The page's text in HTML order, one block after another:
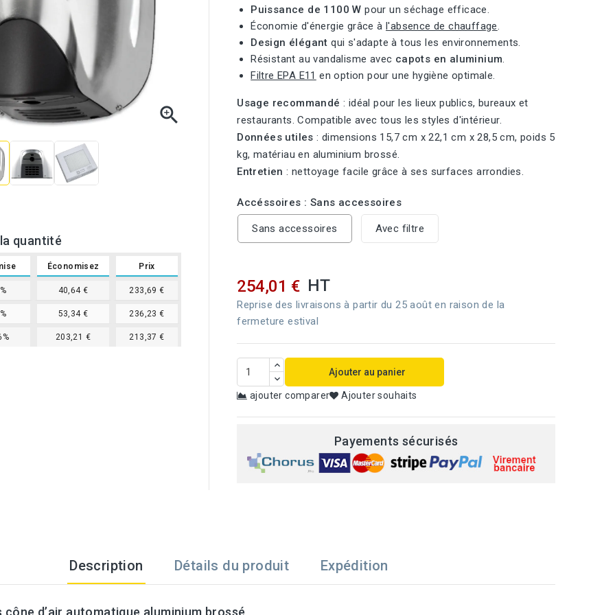

quantité
Économisez Prix
40,64 € 233,69 €
53,34 € 236,23 €
203,21 € 213,37 €
Puissance de 1100 W pour un séchage efficace.
Économie d'énergie grâce à l'absence de chauffage.
Design élégant qui s'adapte à tous les environnements.
Résistant au vandalisme avec capots en aluminium.
Filtre EPA E11 en option pour une hygiène optimale.
Usage recommandé : idéal pour les lieux publics, bureaux et
restaurants. Compatible avec tous les styles d'intérieur.
Données utiles : dimensions 15,7 cm x 22,1 cm x 28,5 cm, poids 5
kg, matériau en aluminium brossé.
Entretien : nettoyage facile grâce à ses surfaces arrondies.
Accéssoires : Sans accessoires
Sans accessoires Avec filtre
254,01 € HT
Reprise des livraisons à partir du 25 août en raison de la
fermeture estival
Ajouter au panier
ajouter comparer Ajouter souhaits
Payements sécurisés
Description Détails du produit Expédition
cône d’air automatique aluminium brossé